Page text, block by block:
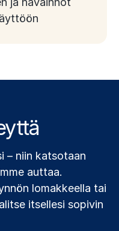
– niin katsotaan
auttaa.
lomakkeella tai
itsellesi sopivin